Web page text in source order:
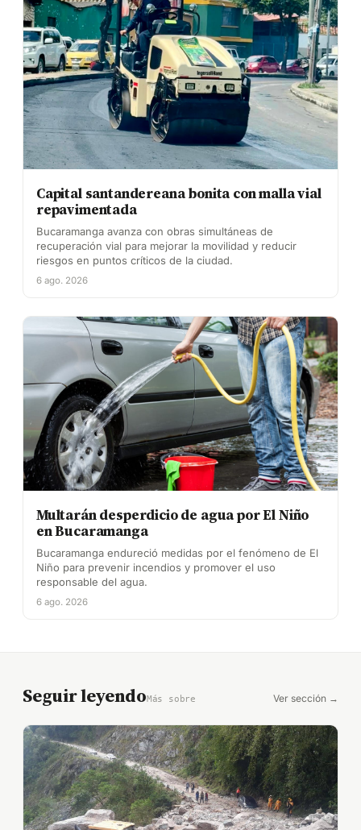
Capital santandereana bonita con malla vial
repavimentada
Bucaramanga avanza con obras simultáneas de
recuperación vial para mejorar la movilidad y reducir
riesgos en puntos críticos de la ciudad.
6 ago. 2026
Multarán desperdicio de agua por El Niño
en Bucaramanga
Bucaramanga endureció medidas por el fenómeno de El
Niño para prevenir incendios y promover el uso
responsable del agua.
6 ago. 2026
Seguir leyendoMás sobre Ver sección →